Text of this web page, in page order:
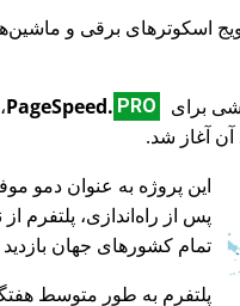
PageSpeed. PRO
آغاز شد.
پس از راه‌اندازی، پلتفرم
تمام کشورهای جهان